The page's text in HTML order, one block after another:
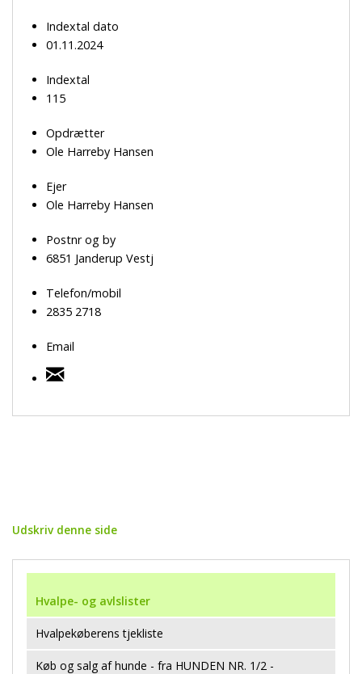
Indextal dato
01.11.2024
Indextal
115
Opdrætter
Ole Harreby Hansen
Ejer
Ole Harreby Hansen
Postnr og by
6851 Janderup Vestj
Telefon/mobil
2835 2718
Email
Udskriv denne side
Hvalpe- og avlslister
Hvalpekøberens tjekliste
Køb og salg af hunde - fra HUNDEN NR. 1/2 -